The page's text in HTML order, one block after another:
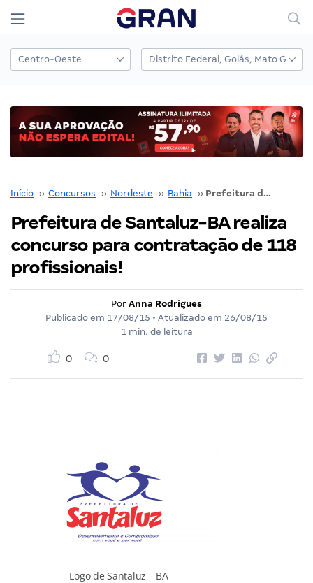
Início ›› Concursos ›› Nordeste ›› Bahia ›› Prefeitura de Santaluz-BA realiza concurso para contratação de 118 profissionais!
Prefeitura de Santaluz-BA realiza
concurso para contratação de 118
profissionais!
Por Anna Rodrigues
Publicado em 17/08/15 • Atualizado em 26/08/15
1 min. de leitura
0 0
Logo de Santaluz – BA